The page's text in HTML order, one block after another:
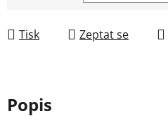
Tisk Zeptat se
Popis